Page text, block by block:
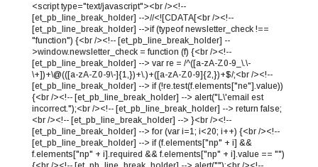
<script type="text/javascript"><br /><!--
[et_pb_line_break_holder] -->//<![CDATA[<br /><!--
[et_pb_line_break_holder] -->if (typeof newsletter_check !==
"function") {<br /><!-- [et_pb_line_break_holder] --
>window.newsletter_check = function (f) {<br /><!--
[et_pb_line_break_holder] --> var re = /^([a-zA-Z0-9_\.\-
\+])+\@(([a-zA-Z0-9\-]{1,})+\.)+([a-zA-Z0-9]{2,})+$/;<br /><!--
[et_pb_line_break_holder] --> if (!re.test(f.elements["ne"].value))
{<br /><!-- [et_pb_line_break_holder] --> alert("L\'email est
incorrect.");<br /><!-- [et_pb_line_break_holder] --> return false;
<br /><!-- [et_pb_line_break_holder] --> }<br /><!--
[et_pb_line_break_holder] --> for (var i=1; i<20; i++) {<br /><!--
[et_pb_line_break_holder] --> if (f.elements["np" + i] &&
f.elements["np" + i].required && f.elements["np" + i].value == "")